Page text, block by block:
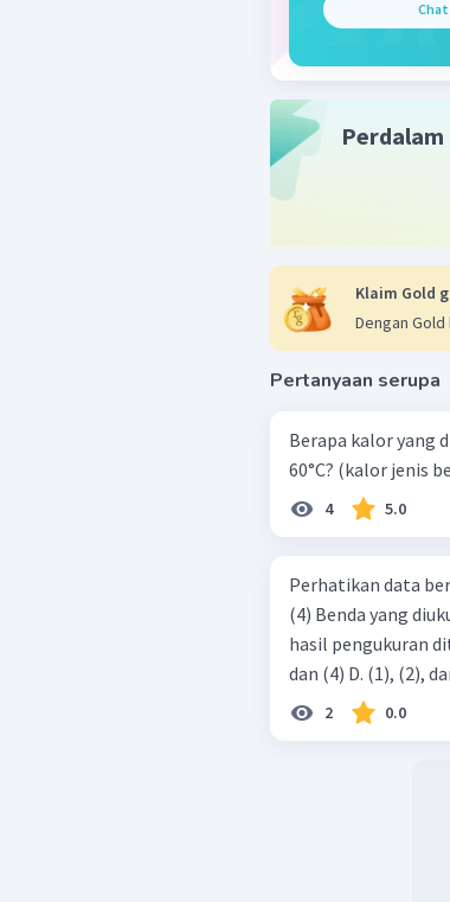
Inti atom
disebut
negatif,
yang
dalam inti
Kimia
sifat atom
Beri
Chat
Klaim Gold
Dengan
Pertanyaan serupa
Berapa kalor yang
60°C? (kalor jenis
4 5.0
Perhatikan data
(4) Benda yang
hasil pengukuran ditunjukkan
2 0.0